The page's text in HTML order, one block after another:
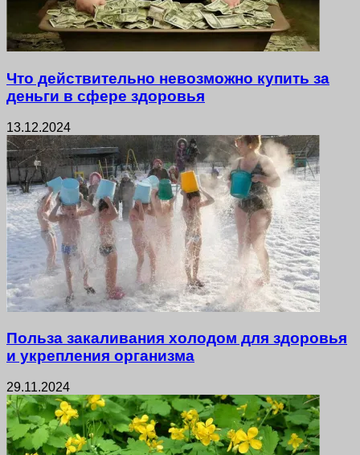
Что действительно невозможно купить за
деньги в сфере здоровья
13.12.2024
Польза закаливания холодом для здоровья
и укрепления организма
29.11.2024